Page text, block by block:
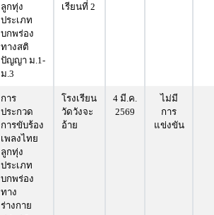
ลูกทุ่ง
ประเภท
บกพร่อง
ทางสติ
ปัญญา ม.1-
ม.3
เรียนที่ 2
การ
ประกวด
การขับร้อง
เพลงไทย
ลูกทุ่ง
ประเภท
บกพร่อง
ทาง
ร่างกาย
โรงเรียน
วัดวังจะ
อ้าย
4 มี.ค.
2569
ไม่มี
การ
แข่งขัน